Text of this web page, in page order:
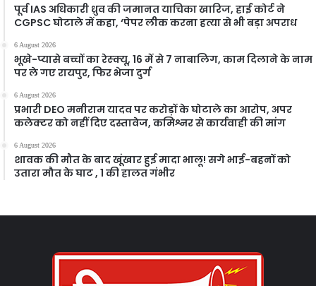
पूर्व IAS अधिकारी ध्रुव की जमानत याचिका खारिज, हाई कोर्ट ने
CGPSC घोटाले में कहा, ‘पेपर लीक करना हत्या से भी बड़ा अपराध
6 August 2026
भूखे-प्यासे बच्चों का रेस्क्यू, 16 में से 7 नाबालिग, काम दिलाने के नाम
पर ले गए रायपुर, फिर भेजा दुर्ग
6 August 2026
प्रभारी DEO मनीराम यादव पर करोड़ों के घोटाले का आरोप, अपर
कलेक्टर को नहीं दिए दस्तावेज, कमिश्नर से कार्यवाही की मांग
6 August 2026
शावक की मौत के बाद खूंखार हुई मादा भालू! सगे भाई-बहनों को
उतारा मौत के घाट , 1 की हालत गंभीर